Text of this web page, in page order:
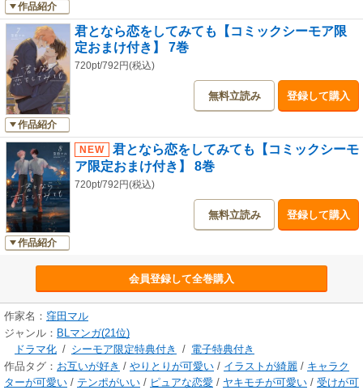
作品紹介
作品紹介
君となら恋をしてみても【コミックシーモア限
定おまけ付き】 7巻
720pt/792円(税込)
無料立読み 登録して購入
作品紹介
君となら恋をしてみても【コミックシーモ
ア限定おまけ付き】 8巻
720pt/792円(税込)
無料立読み 登録して購入
会員登録して全巻購入
作家名： 窪田マル
ジャンル： BLマンガ(21位)
ドラマ化 / シーモア限定特典付き / 電子特典付き
作品タグ： お互いが好き / やりとりが可愛い / イラストが綺麗 / キャラク
ターが可愛い / テンポがいい / ピュアな恋愛 / ヤキモチが可愛い / 受けが可